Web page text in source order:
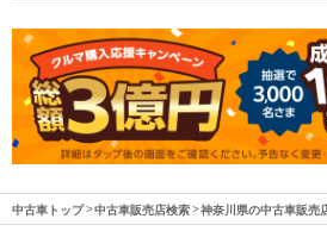
中古車トップ 中古車販売店検索 神奈川県の中古車販売